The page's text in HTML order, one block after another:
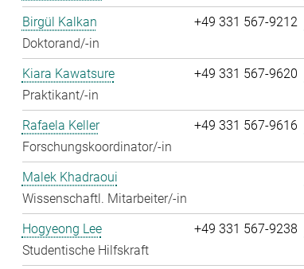
Birgül Kalkan
Doktorand/-in
+49 331 567-9212
Kiara Kawatsure
Praktikant/-in
+49 331 567-9620
Rafaela Keller
Forschungskoordinator/-in
+49 331 567-9616
Malek Khadraoui
Wissenschaftl. Mitarbeiter/-in
Hogyeong Lee
Studentische Hilfskraft
+49 331 567-9238